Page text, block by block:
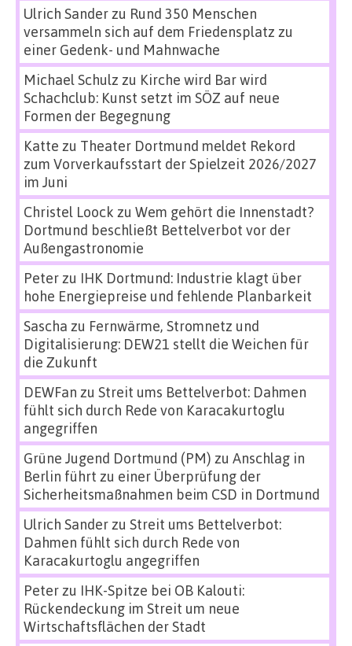
Ulrich Sanderzu Rund 350 Menschen
versammeln sich auf dem Friedensplatz zu
einer Gedenk- und Mahnwache
Michael Schulz zu Kirche wird Bar wird
Schachclub: Kunst setzt im SÖZ auf neue
Formen der Begegnung
Katte zu Theater Dortmund meldet Rekord
zum Vorverkaufsstart der Spielzeit 2026/2027
im Juni
Christel Loock zu Wem gehört die Innenstadt?
Dortmund beschließt Bettelverbot vor der
Außengastronomie
Peterzu IHK Dortmund: Industrie klagt über
hohe Energiepreise und fehlende Planbarkeit
Sascha zu Fernwärme, Stromnetz und
Digitalisierung: DEW21 stellt die Weichen für
die Zukunft
DEWFan zu Streit ums Bettelverbot: Dahmen
fühlt sich durch Rede von Karacakurtoglu
angegriffen
Grüne Jugend Dortmund (PM) zu Anschlag in
Berlin führt zu einer Überprüfung der
Sicherheitsmaßnahmen beim CSD in Dortmund
Ulrich Sanderzu Streit ums Bettelverbot:
Dahmen fühlt sich durch Rede von
Karacakurtoglu angegriffen
Peterzu IHK-Spitze bei OB Kalouti:
Rückendeckung im Streit um neue
Wirtschaftsflächen der Stadt